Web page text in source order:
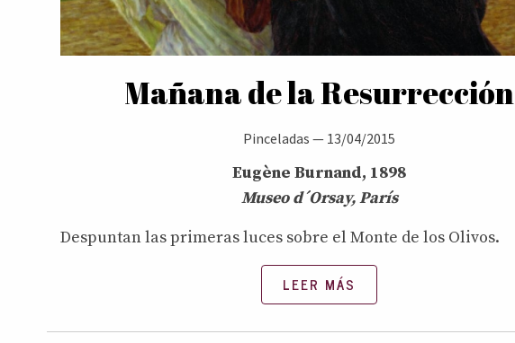
Mañana de la Resurrección
Pinceladas — 13/04/2015
Eugène Burnand, 1898
Museo d´Orsay, París
Despuntan las primeras luces sobre el Monte de los Olivos.
LEER MÁS